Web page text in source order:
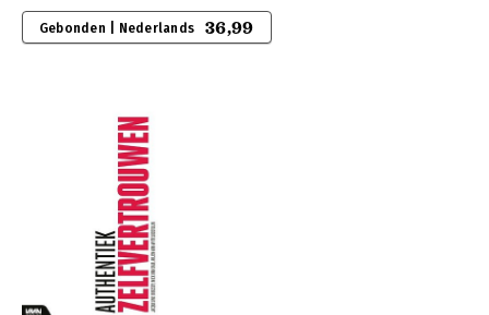
Gebonden | Nederlands 36,99